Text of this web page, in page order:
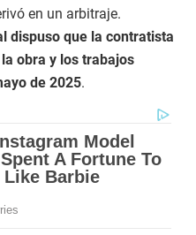
en un arbitraje.
dispuso que la contratista
obra y los trabajos
de 2025.